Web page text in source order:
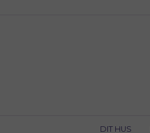
DIT HUS